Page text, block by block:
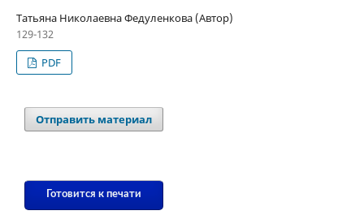
Татьяна Николаевна Федуленкова (Автор)
129-132
PDF
Отправить материал
Готовится к печати